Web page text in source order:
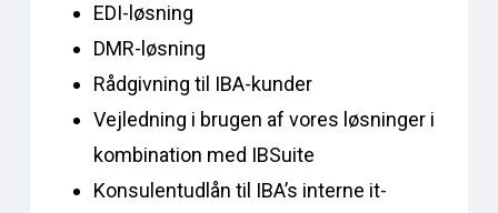
EDI-løsning
DMR-løsning
Rådgivning til IBA-kunder
Vejledning i brugen af vores løsninger i
kombination med IBSuite
Konsulentudlån til IBA’s interne it-